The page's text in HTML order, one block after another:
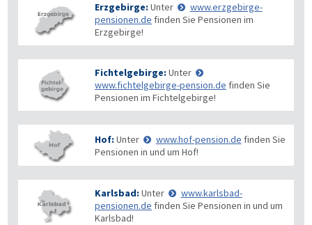
Erzgebirge: Unter
www.erzgebirge-
pensionen.de finden Sie Pensionen im
Erzgebirge!
Fichtelgebirge: Unter
www.fichtelgebirge-pension.de finden Sie
Pensionen im Fichtelgebirge!
Hof: Unter www.hof-pension.de finden Sie
Pensionen in und um Hof!
Karlsbad: Unter
www.karlsbad-
pensionen.de finden Sie Pensionen in und um
Karlsbad!